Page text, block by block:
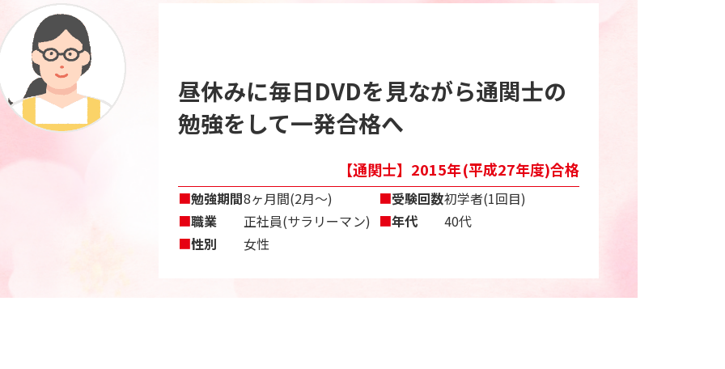
昼休みに毎日DVDを見ながら通関士の
勉強をして一発合格へ
【通関士】2015年(平成27年度)合格
■勉強期間8ヶ月間(2月〜)
■職業
正社員(サラリーマン)
■性別 女性
■受験回数初学者(1回目)
■年代 40代